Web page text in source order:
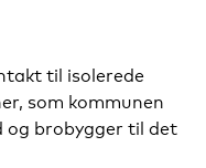
til isolerede
som kommunen
og brobygger til det